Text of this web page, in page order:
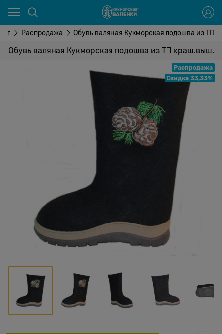
Распродажа Обувь валяная Кукморская подошва из ТП
Обувь валяная Кукморская подошва из ТП краш.выш.
Распродажа
Скидка 33,33%